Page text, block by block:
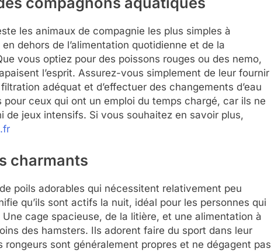
les animaux de compagnie les plus simples à
dehors de l’alimentation quotidienne et de la
vous optiez pour des poissons rouges ou des nemo,
l’esprit. Assurez-vous simplement de leur fournir
adéquat et d’effectuer des changements d’eau
ceux qui ont un emploi du temps chargé, car ils ne
de jeux intensifs. Si vous souhaitez en savoir plus,
charmants
poils adorables qui nécessitent relativement peu
qu’ils sont actifs la nuit, idéal pour les personnes qui
cage spacieuse, de la litière, et une alimentation à
des hamsters. Ils adorent faire du sport dans leur
sont généralement propres et ne dégagent pas